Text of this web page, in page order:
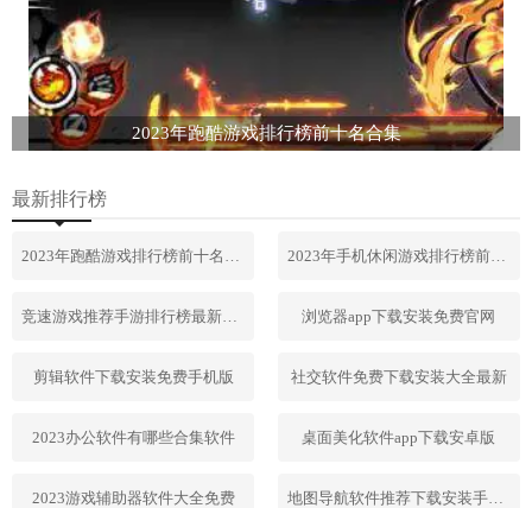
2023年跑酷游戏排行榜前十名合集
最新排行榜
2023年手机休闲游戏排行榜前十名
浏览器app下载安装免费官网
剪辑软件下载安装免费手机版 社交软件免费下载安装大全最新
2023办公软件有哪些合集软件 桌面美化软件app下载安卓版
2023游戏辅助器软件大全免费 地图导航软件推荐下载安装手机版